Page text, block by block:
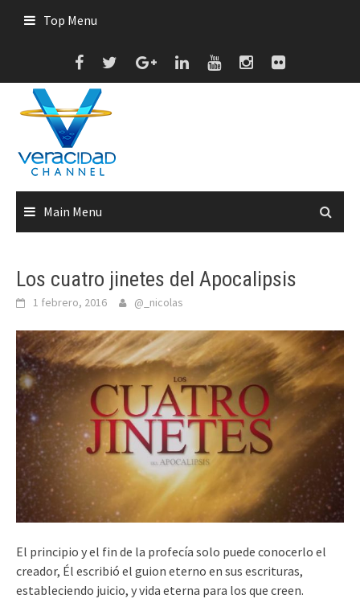
Top Menu
Main Menu
Los cuatro jinetes del Apocalipsis
1 febrero, 2016 @_nicolas
El principio y el fin de la profecía solo puede conocerlo el
creador, Él escribió el guion eterno en sus escrituras,
estableciendo juicio, y vida eterna para los que creen.